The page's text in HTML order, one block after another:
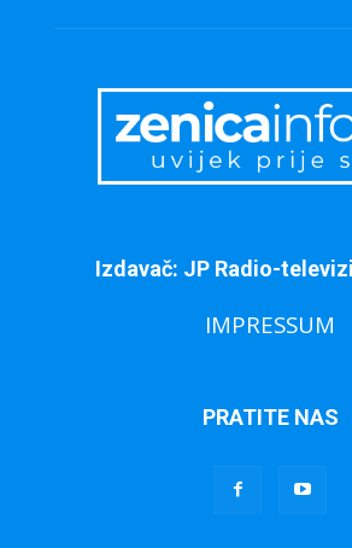
Izdavač: JP Radio-
IMPRESSUM
PRATITE NAS